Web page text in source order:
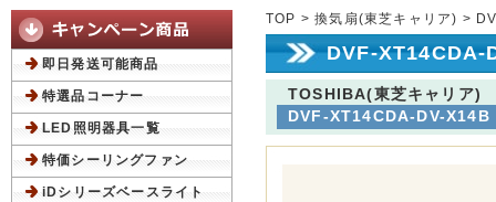
TOP >換気扇(東芝キャリア) >
DVF-XT14CDA-
TOSHIBA(東芝キャリア)
DVF-XT14CDA-DV-X14B
即日発送可能商品
特選品コーナー
LED照明器具一覧
特価シーリングファン
iDシリーズベースライト